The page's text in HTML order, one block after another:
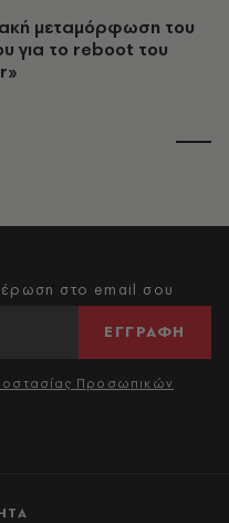
μεταμόρφωση του
για το reboot του
στο email σου
ΕΓΓΡΑΦΗ
Προσωπικών